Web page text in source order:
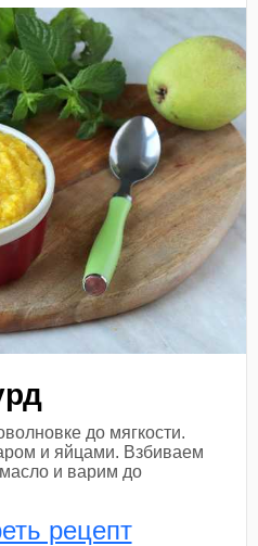
до мягкости.
и яйцами. Взбиваем
и варим до
рецепт